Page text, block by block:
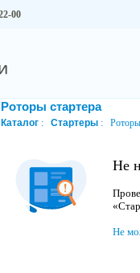
00
Роторы стартера
Каталог Стартеры
Не
Не